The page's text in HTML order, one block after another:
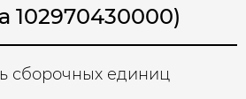
102970430000)
сборочных единиц